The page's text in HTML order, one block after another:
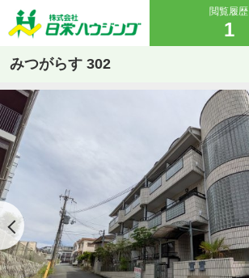
閲覧履歴
1
みつがらす 302